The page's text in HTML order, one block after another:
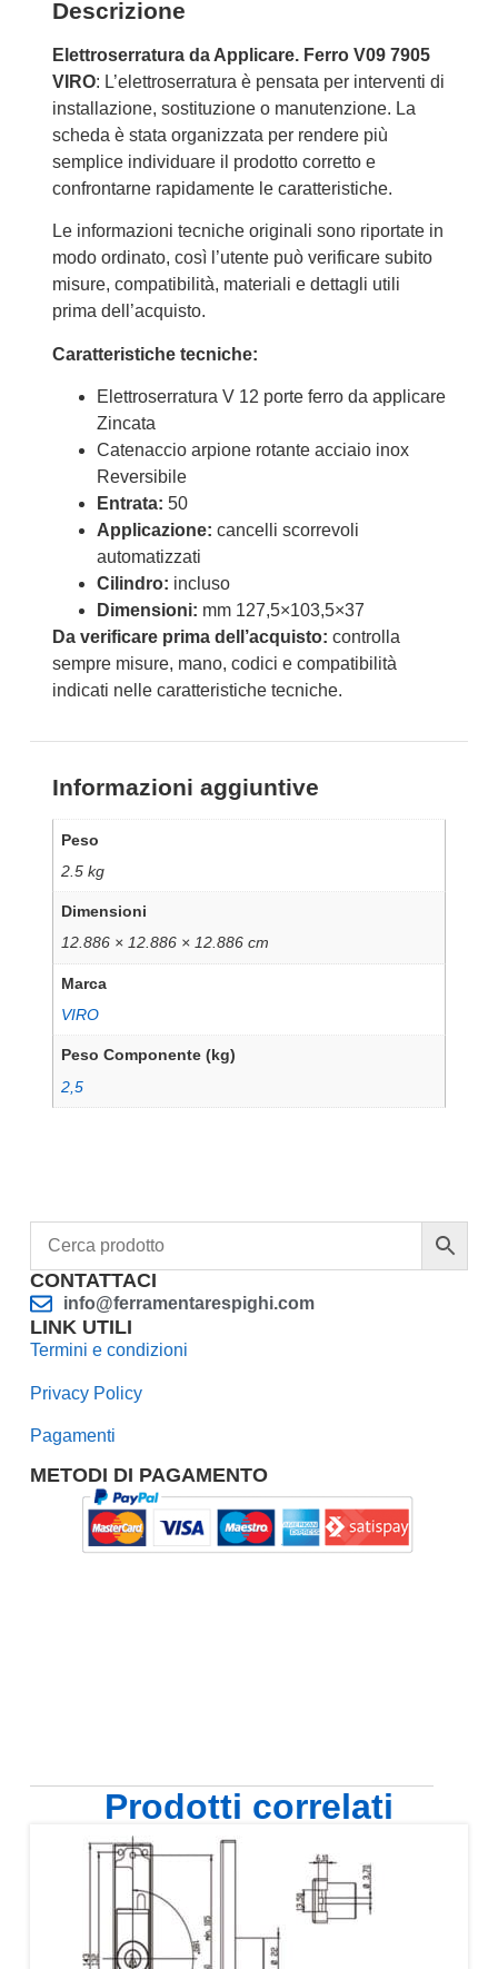
Descrizione
Elettroserratura da Applicare. Ferro V09 7905
VIRO: L’elettroserratura è pensata per interventi di
installazione, sostituzione o manutenzione. La
scheda è stata organizzata per rendere più
semplice individuare il prodotto corretto e
confrontarne rapidamente le caratteristiche.
Le informazioni tecniche originali sono riportate in
modo ordinato, così l’utente può verificare subito
misure, compatibilità, materiali e dettagli utili
prima dell’acquisto.
Caratteristiche tecniche:
Elettroserratura V 12 porte ferro da applicare
Zincata
Catenaccio arpione rotante acciaio inox
Reversibile
Entrata: 50
Applicazione: cancelli scorrevoli
automatizzati
Cilindro: incluso
Dimensioni: mm 127,5×103,5×37
Da verificare prima dell’acquisto: controlla
sempre misure, mano, codici e compatibilità
indicati nelle caratteristiche tecniche.
Informazioni aggiuntive
Peso
2.5 kg
Dimensioni
12.886 × 12.886 × 12.886 cm
Marca
VIRO
Peso Componente (kg)
2,5
CONTATTACI
info@ferramentarespighi.com
LINK UTILI
Termini e condizioni
Privacy Policy
Pagamenti
METODI DI PAGAMENTO
Prodotti correlati